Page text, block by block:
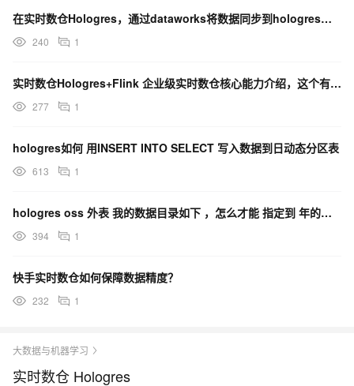
在实时数仓Hologres，通过dataworks将数据同步到hologres，需要打开每一张表吗？
240 1
实时数仓Hologres+Flink 企业级实时数仓核心能力介绍，这个有完整案案例吗？
277 1
hologres如何 用INSERT INTO SELECT 写入数据到日动态分区表
613 1
hologres oss 外表 我的数据目录如下 ，怎么才能 指定到 年的目录 ，读取所有的数据?
394 1
快手实时数仓如何保障数据精度？
232 1
大数据与机器学习
实时数仓 Hologres